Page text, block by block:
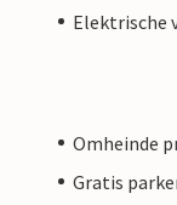
Elektrische
Omheinde
Gratis